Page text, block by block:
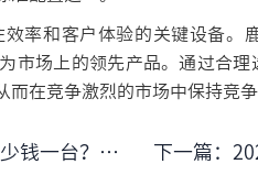
效率和客户体验的关键设备。
市场上的领先产品。通过合
在竞争激烈的市场中保持竞争
析与选购建议 下一篇：